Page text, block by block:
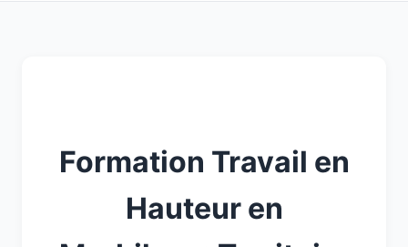
Formation Travail en
Hauteur en